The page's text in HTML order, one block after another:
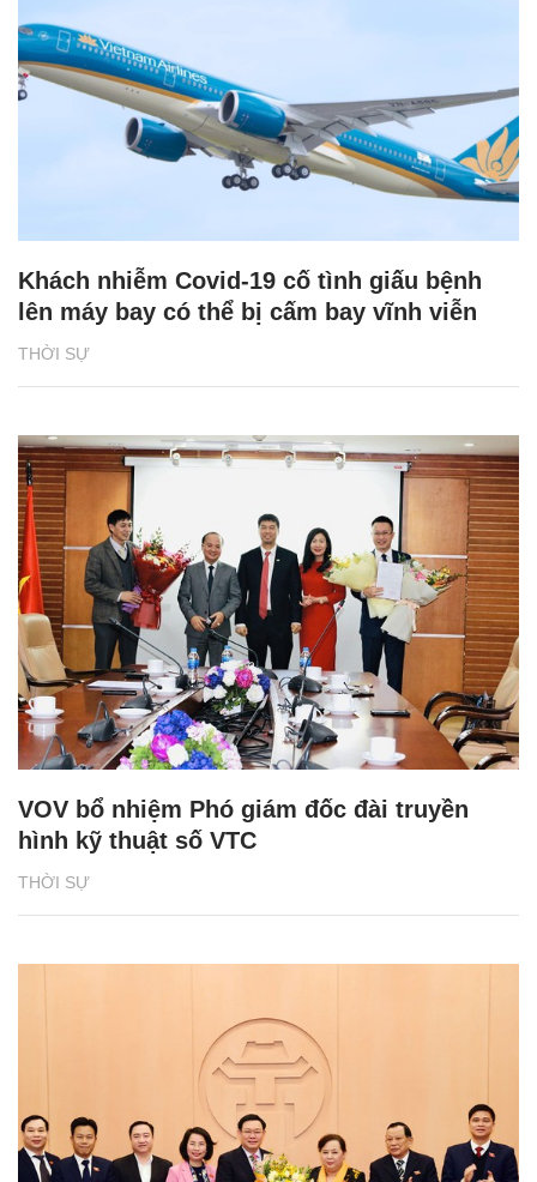
THỜI SỰ
Khách nhiễm Covid-19 cố tình giấu bệnh
lên máy bay có thể bị cấm bay vĩnh viễn
THỜI SỰ
VOV bổ nhiệm Phó giám đốc đài truyền
hình kỹ thuật số VTC